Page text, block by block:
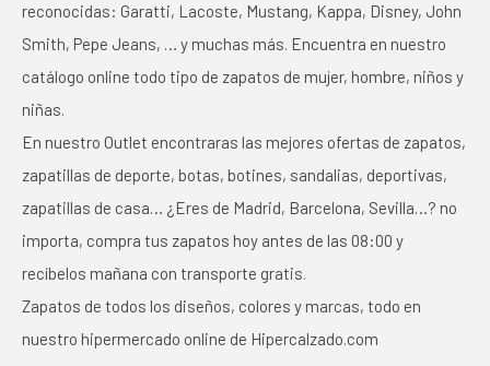
reconocidas: Garatti, Lacoste, Mustang, Kappa, Disney, John
Smith, Pepe Jeans, … y muchas más. Encuentra en nuestro
catálogo online todo tipo de zapatos de mujer, hombre, niños y
niñas.
En nuestro Outlet encontraras las mejores ofertas de zapatos,
zapatillas de deporte, botas, botines, sandalias, deportivas,
zapatillas de casa… ¿Eres de Madrid, Barcelona, Sevilla…? no
importa, compra tus zapatos hoy antes de las 08:00 y
recíbelos mañana con transporte gratis.
Zapatos de todos los diseños, colores y marcas, todo en
nuestro hipermercado online de Hipercalzado.com